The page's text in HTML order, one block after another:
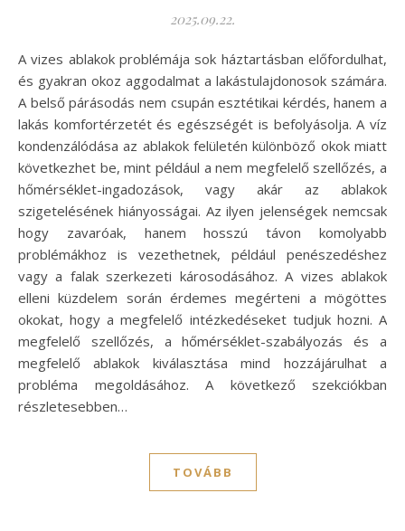
2025.09.22.
A vizes ablakok problémája sok háztartásban előfordulhat,
és gyakran okoz aggodalmat a lakástulajdonosok számára.
A belső párásodás nem csupán esztétikai kérdés, hanem a
lakás komfortérzetét és egészségét is befolyásolja. A víz
kondenzálódása az ablakok felületén különböző okok miatt
következhet be, mint például a nem megfelelő szellőzés, a
hőmérséklet-ingadozások, vagy akár az ablakok
szigetelésének hiányosságai. Az ilyen jelenségek nemcsak
hogy zavaróak, hanem hosszú távon komolyabb
problémákhoz is vezethetnek, például penészedéshez
vagy a falak szerkezeti károsodásához. A vizes ablakok
elleni küzdelem során érdemes megérteni a mögöttes
okokat, hogy a megfelelő intézkedéseket tudjuk hozni. A
megfelelő szellőzés, a hőmérséklet-szabályozás és a
megfelelő ablakok kiválasztása mind hozzájárulhat a
probléma megoldásához. A következő szekciókban
részletesebben…
TOVÁBB